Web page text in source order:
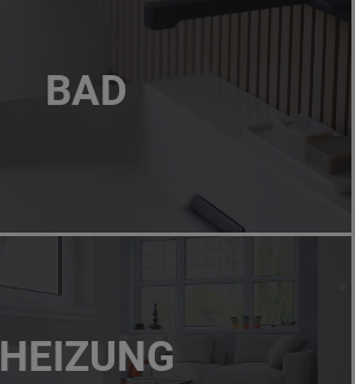
BAD
HEIZUNG